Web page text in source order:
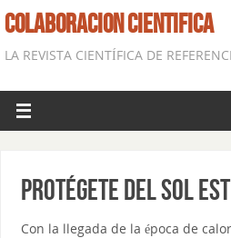
COLABORACION CIENTIFICA
LA REVISTA CIENTÍFICA DE
Protégete del sol
Con la llegada de la época de